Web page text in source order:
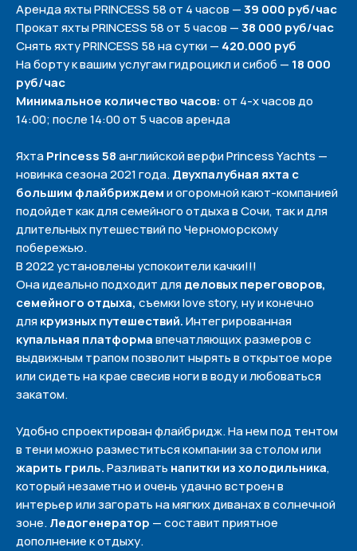
Аренда яхты PRINCESS 58 от 4 часов —39 000 руб/час
Прокат яхты PRINCESS 58 от 5 часов —38 000 руб/час
Снять яхту PRINCESS 58 на сутки — 420.000 руб
На борту к вашим услугам гидроцикл и сибоб — 18 000
руб/час
Минимальное количество часов: от 4-х часов до
14:00; после 14:00 от 5 часов аренда
ЯхтаPrincess 58английской верфи Princess Yachts —
новинка сезона 2021 года.Двухпалубная яхта с
большим флайбриждеми огоромной кают-компанией
подойдет как для семейного отдыха в Сочи, так и для
длительных путешествий по Черноморскому
побережью.
В 2022 установлены успокоители качки!!!
Она идеально подходит дляделовых переговоров,
семейного отдыха, съемки love story, ну и конечно
длякруизных путешествий.Интегрированная
купальная платформавпечатляющих размеров с
выдвижным трапом позволит нырять в открытое море
или сидеть на крае свесив ноги в воду и любоваться
закатом.
Удобно спроектирован флайбридж. На нем под тентом
в тени можно разместиться компании за столом или
жарить гриль.Разливать напитки из холодильника,
который незаметно и очень удачно встроен в
интерьер или загорать на мягких диванах в солнечной
зоне.Ледогенератор — составит приятное
дополнение к отдыху.